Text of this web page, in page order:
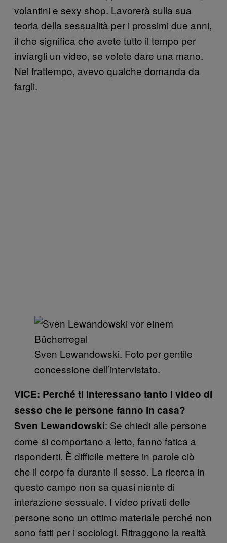
volantini e sexy shop. Lavorerà sulla sua
teoria della sessualità per i prossimi due anni,
il che significa che avete tutto il tempo per
inviargli un video, se volete dare una mano.
Nel frattempo, avevo qualche domanda da
fargli.
Sven Lewandowski. Foto per gentile
concessione dell’intervistato.
VICE: Perché ti interessano tanto i video di
sesso che le persone fanno in casa?
Sven Lewandowski: Se chiedi alle persone
come si comportano a letto, fanno fatica a
risponderti. È difficile mettere in parole ciò
che il corpo fa durante il sesso. La ricerca in
questo campo non sa quasi niente di
interazione sessuale. I video privati delle
persone sono un ottimo materiale perché non
sono fatti per i sociologi. Ritraggono la realtà